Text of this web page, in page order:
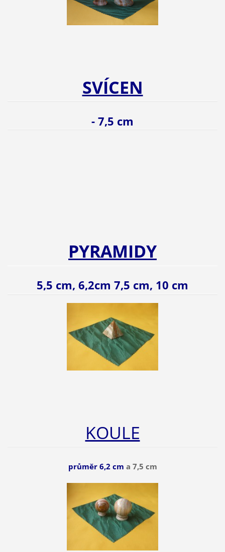
SVÍCEN
- 7,5 cm
PYRAMIDY
5,5 cm, 6,2cm 7,5 cm, 10 cm
KOULE
průměr 6,2 cm a 7,5 cm